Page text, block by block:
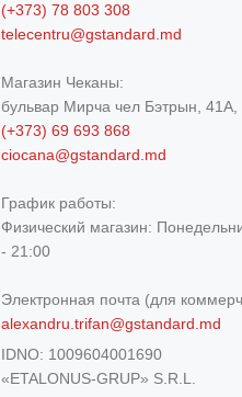
(+373) 78 803 308
telecentru@gstandard.md
Магазин Чеканы:
бульвар Мирча чел Бэтрын,
(+373) 69 693 868
ciocana@gstandard.md
График работы:
Физический магазин:
- 21:00
Электронная почта (для
alexandru.trifan@gstandard.md
IDNO: 1009604001690
«ETALONUS-GRUP» S.R.L.